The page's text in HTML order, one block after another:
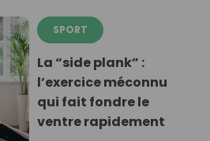
SPORT
La “side plank” :
l’exercice méconnu
qui fait fondre le
ventre rapidement